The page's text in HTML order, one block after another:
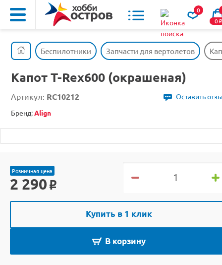
0
0o
Беспилотники Запчасти для вертолетов
Капот T-Rex600 (окрашеная)
Артикул: RC10212
Оставить
Бренд:Align
Розничная цена
2 290 o
Купить в 1 клик
В корзину